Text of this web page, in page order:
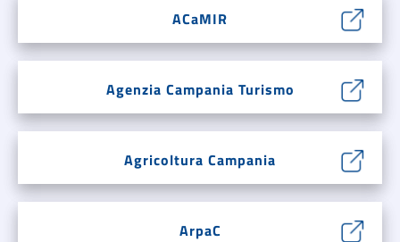
ACaMIR
Agenzia Campania Turismo
Agricoltura Campania
ArpaC